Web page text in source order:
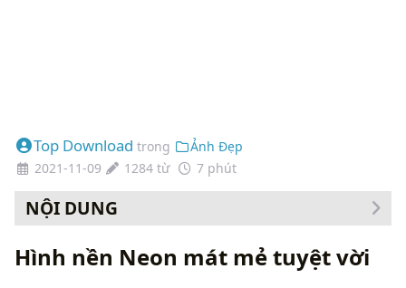
Top Download trong
Ảnh Đẹp
2021-11-09
1284 từ 7 phút
NỘI DUNG
Hình nền Neon mát mẻ tuyệt vời